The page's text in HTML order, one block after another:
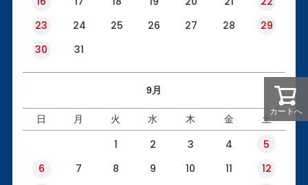
カートへ
23
24 25 26 27 28
29
30
31
9月
日 月 火 水 木 金 土
1 2 3 4
5
6
7 8 9 10 11
12